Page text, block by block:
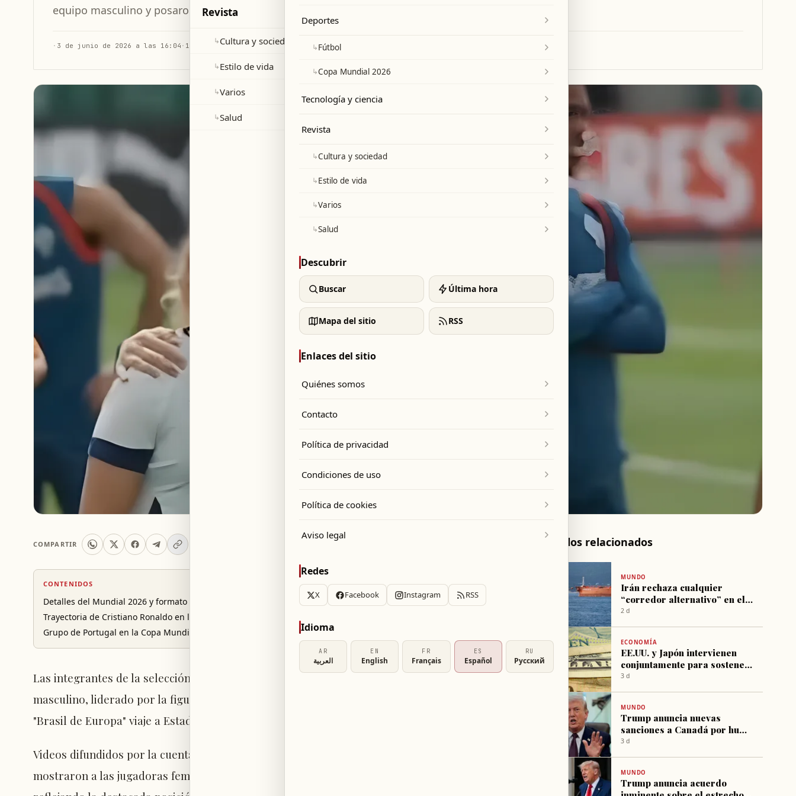
equipo masculino y posaron con Cristiano Ronaldo antes del Mundial 2026.
· 3 de junio de 2026 a las 16:04 · 1 min de lectura
COMPARTIR
CONTENIDOS
Detalles del Mundial 2026 y formato de la competición
Trayectoria de Cristiano Ronaldo en la selección portuguesa
Grupo de Portugal en la Copa Mundial
Las integrantes de la selección femenina de Portugal acudieron al campamento del equipo
masculino, liderado por la figura de Cristiano Ronaldo, antes de que la delegación de
"Brasil de Europa" viaje a Estados Unidos para disputar la Copa Mundial de 2026.
Videos difundidos por la cuenta oficial de la selección portuguesa en redes sociales
mostraron a las jugadoras femeninas compitiendo por tomarse fotografías con Ronaldo,
Artículos relacionados
MUNDO
Irán rechaza cualquier
“corredor alternativo” en el
estrecho de Ormuz
2 d
ECONOMÍA
EE.UU. y Japón intervienen
conjuntamente para sostener
el yen por primera vez desde
3 d
MUNDO
Trump anuncia nuevas
sanciones a Canadá por humo
de incendios forestales
3 d
MUNDO
Trump anuncia acuerdo
Revista
↳Cultura y sociedad
↳Estilo de vida
↳Varios
↳Salud
Deportes
↳Fútbol
↳Copa Mundial 2026
Tecnología y ciencia
Revista
↳Cultura y sociedad
↳Estilo de vida
↳Varios
↳Salud
Descubrir
Buscar Última hora
Mapa del sitio RSS
Enlaces del sitio
Quiénes somos
Contacto
Política de privacidad
Condiciones de uso
Política de cookies
Aviso legal
Redes
X Facebook Instagram RSS
Idioma
AR
العربية
EN
English
FR
Français
ES
Español
RU
Русский